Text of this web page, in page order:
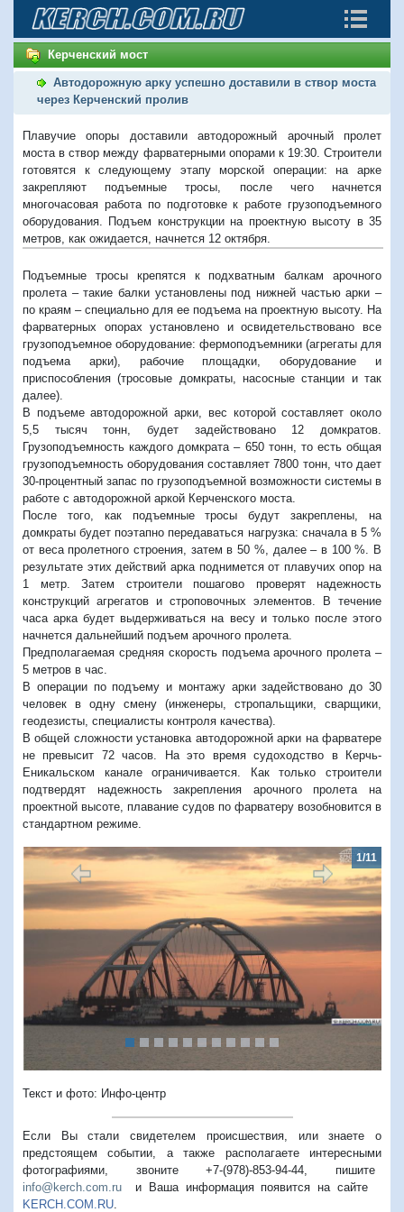
Керченский мост
Автодорожную арку успешно доставили в створ моста
через Керченский пролив
Плавучие опоры доставили автодорожный арочный пролет
моста в створ между фарватерными опорами к 19:30. Строители
готовятся к следующему этапу морской операции: на арке
закрепляют подъемные тросы, после чего начнется
многочасовая работа по подготовке к работе грузоподъемного
оборудования. Подъем конструкции на проектную высоту в 35
метров, как ожидается, начнется 12 октября.
Подъемные тросы крепятся к подхватным балкам арочного
пролета – такие балки установлены под нижней частью арки –
по краям – специально для ее подъема на проектную высоту. На
фарватерных опорах установлено и освидетельствовано все
грузоподъемное оборудование: фермоподъемники (агрегаты для
подъема арки), рабочие площадки, оборудование и
приспособления (тросовые домкраты, насосные станции и так
далее).
В подъеме автодорожной арки, вес которой составляет около
5,5 тысяч тонн, будет задействовано 12 домкратов.
Грузоподъемность каждого домкрата – 650 тонн, то есть общая
грузоподъемность оборудования составляет 7800 тонн, что дает
30-процентный запас по грузоподъемной возможности системы в
работе с автодорожной аркой Керченского моста.
После того, как подъемные тросы будут закреплены, на
домкраты будет поэтапно передаваться нагрузка: сначала в 5 %
от веса пролетного строения, затем в 50 %, далее – в 100 %. В
результате этих действий арка поднимется от плавучих опор на
1 метр. Затем строители пошагово проверят надежность
конструкций агрегатов и строповочных элементов. В течение
часа арка будет выдерживаться на весу и только после этого
начнется дальнейший подъем арочного пролета.
Предполагаемая средняя скорость подъема арочного пролета –
5 метров в час.
В операции по подъему и монтажу арки задействовано до 30
человек в одну смену (инженеры, стропальщики, сварщики,
геодезисты, специалисты контроля качества).
В общей сложности установка автодорожной арки на фарватере
не превысит 72 часов. На это время судоходство в Керчь-
Еникальском канале ограничивается. Как только строители
подтвердят надежность закрепления арочного пролета на
проектной высоте, плавание судов по фарватеру возобновится в
стандартном режиме.
1/11
Предыдущий
Текст и фото: Инфо-центр
Если Вы стали свидетелем происшествия, или знаете о
предстоящем событии, а также располагаете интересными
фотографиями, звоните +7-(978)-853-94-44, пишите
info@kerch.com.ru и Ваша информация появится на сайте
KERCH.COM.RU.